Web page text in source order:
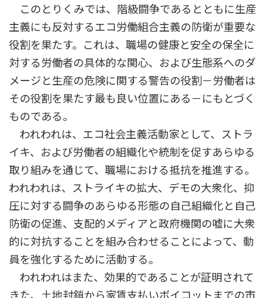
このとりくみでは、階級闘争であるとともに生産
主義にも反対するエコ労働組合主義の防衛が重要な
役割を果たす。これは、職場の健康と安全の保全に
対する労働者の具体的な関心、および生態系へのダ
メージと生産の危険に関する警告の役割－労働者は
その役割を果たす最も良い位置にある－にもとづく
ものである。
われわれは、エコ社会主義活動家として、ストラ
イキ、および労働者の組織化や統制を促すあらゆる
取り組みを通じて、職場における抵抗を推進する。
われわれは、ストライキの拡大、デモの大衆化、抑
圧に対する闘争のあらゆる形態の自己組織化と自己
防衛の促進、支配的メディアと政府機関の嘘に大衆
的に対抗することを組み合わせることによって、動
員を強化するために活動する。
われわれはまた、効果的であることが証明されて
きた、土地封鎖から家賃支払いボイコットまでの市